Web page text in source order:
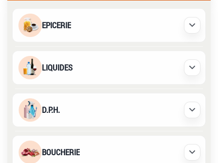
EPICERIE Déplier
LIQUIDES Déplier
D.P.H. Déplier
BOUCHERIE Déplier